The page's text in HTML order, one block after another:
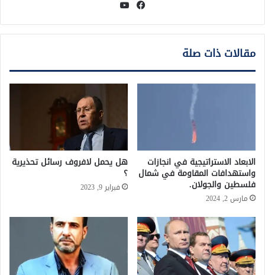
فيسبوك
مقالات ذات صلة
الابعاد الاستراتيجية في انجازات
واستهدافات المقاومة في شمال
فلسطين والجولان.
مارس 2, 2024
هل يحمل لافروف رسائل تحذيرية
؟
فبراير 9, 2023